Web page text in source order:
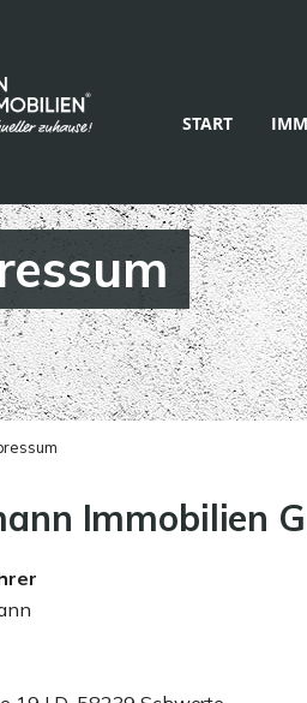
START
Immobilien